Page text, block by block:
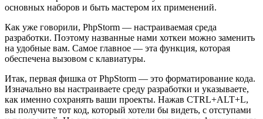
основных наборов и быть мастером их применений.
Как уже говорили, PhpStorm — настраиваемая среда
разработки. Поэтому названные нами хоткеи можно заменить
на удобные вам. Самое главное — эта функция, которая
обеспечена вызовом с клавиатуры.
Итак, первая фишка от PhpStorm — это форматирование кода.
Изначально вы настраиваете среду разработки и указываете,
как именно сохранять ваши проекты. Нажав CTRL+ALT+L,
вы получите тот код, который хотели бы видеть, с отступами